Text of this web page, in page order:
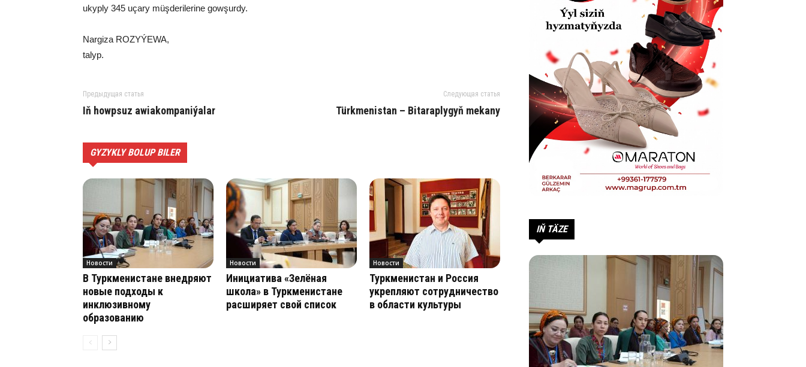
ukyp­ly 345 uça­ry müş­de­ri­le­ri­ne gow­şur­dy.
Nargiza ROZYÝEWA,
talyp.
Предыдущая статья
Iň howp­suz awia­kom­pa­ni­ýa­lar
Следующая статья
Türk­me­nis­tan – Bi­ta­rap­ly­gyň me­ka­ny
GYZYKLY BOLUP BILER
Новости
В Туркменистане внедряют
новые подходы к
инклюзивному
образованию
Новости
Инициатива «Зелёная
школа» в Туркменистане
расширяет свой список
Новости
Туркменистан и Россия
укрепляют сотрудничество
в области культуры
IŇ TÄZE